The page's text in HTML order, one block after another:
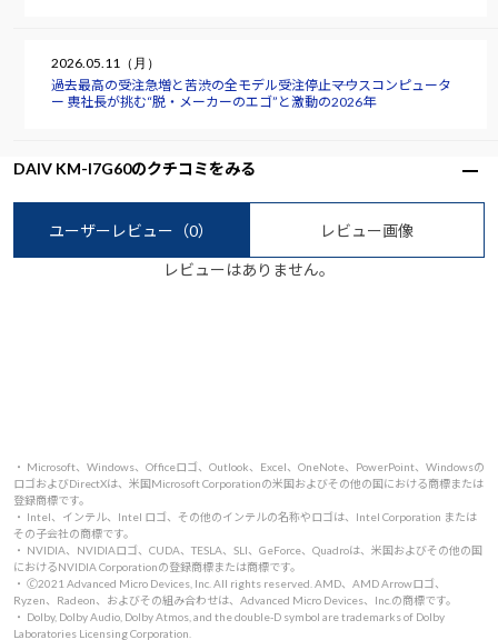
2026.05.11（月）
過去最高の受注急増と苦渋の全モデル受注停止――マウスコンピュータ
ー 軣社長が挑む“脱・メーカーのエゴ”と激動の2026年
DAIV KM-I7G60のクチコミをみる
ユーザーレビュー （0） レビュー画像
レビューはありません。
・ Microsoft、Windows、Officeロゴ、Outlook、Excel、OneNote、PowerPoint、Windowsの
ロゴおよびDirectXは、米国Microsoft Corporationの米国およびその他の国における商標または
登録商標です。
・ Intel、インテル、Intel ロゴ、その他のインテルの名称やロゴは、Intel Corporation または
その子会社の商標です。
・ NVIDIA、NVIDIAロゴ、CUDA、TESLA、SLI、GeForce、Quadroは、米国およびその他の国
におけるNVIDIA Corporationの登録商標または商標です。
・ 🄫2021 Advanced Micro Devices, Inc. All rights reserved. AMD、AMD Arrowロゴ、
Ryzen、Radeon、およびその組み合わせは、Advanced Micro Devices、Inc.の商標です。
・ Dolby, Dolby Audio, Dolby Atmos, and the double-D symbol are trademarks of Dolby
Laboratories Licensing Corporation.